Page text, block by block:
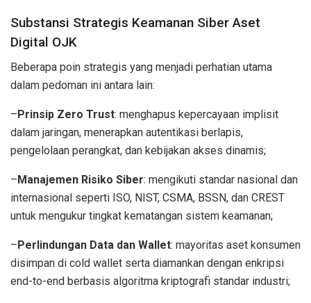
Substansi Strategis Keamanan Siber Aset
Digital OJK
Beberapa poin strategis yang menjadi perhatian utama
dalam pedoman ini antara lain:
– Prinsip Zero Trust: menghapus kepercayaan implisit
dalam jaringan, menerapkan autentikasi berlapis,
pengelolaan perangkat, dan kebijakan akses dinamis;
– Manajemen Risiko Siber: mengikuti standar nasional dan
internasional seperti ISO, NIST, CSMA, BSSN, dan CREST
untuk mengukur tingkat kematangan sistem keamanan;
– Perlindungan Data dan Wallet: mayoritas aset konsumen
disimpan di cold wallet serta diamankan dengan enkripsi
end-to-end berbasis algoritma kriptografi standar industri;